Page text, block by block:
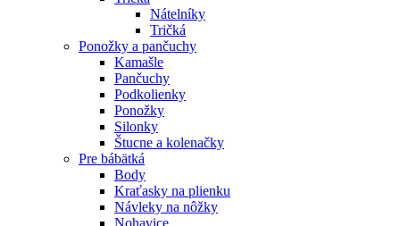
Nátelníky
Tričká
Ponožky a pančuchy
Kamašle
Pančuchy
Podkolienky
Ponožky
Silonky
Štucne a kolenačky
Pre bábätká
Body
Kraťasky na plienku
Návleky na nôžky
Nohavice